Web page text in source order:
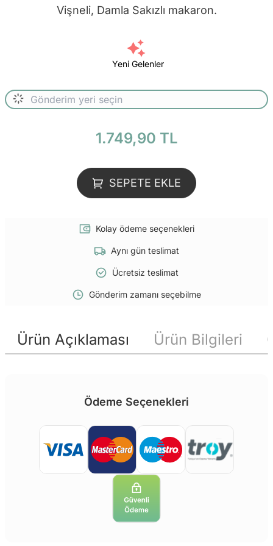
Vişneli, Damla Sakızlı makaron.
Yeni Gelenler
1.749,90 TL
SEPETE EKLE
Kolay ödeme seçenekleri
Aynı gün teslimat
Ücretsiz teslimat
Gönderim zamanı seçebilme
Ürün Açıklaması Ürün Bilgileri
Ödeme Seçenekleri